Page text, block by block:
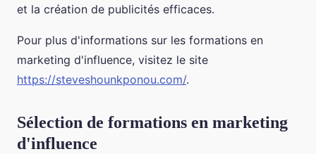
et la création de publicités efficaces.
Pour plus d'informations sur les formations en
marketing d'influence, visitez le site
https://steveshounkponou.com/.
Sélection de formations en marketing
d'influence